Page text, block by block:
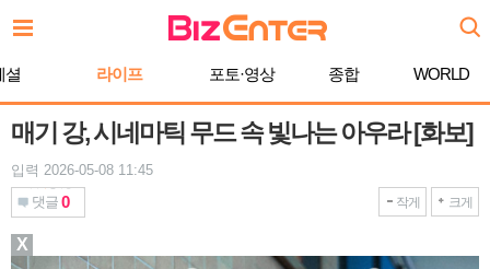
문
로셜 라이프 포토·영상 종합 WORLD
매기 강, 시네마틱 무드 속 빛나는 아우라 [화보]
입력 2026-05-08 11:45
댓글 0 작게 크게
X